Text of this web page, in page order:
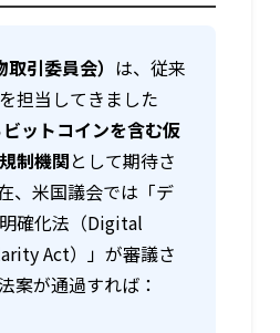
引委員会） は、従来
担当してきました
ビットコインを含む仮
制機関として期待さ
、米国議会では「デ
確化法（Digital
Act）」が審議さ
案が通過すれば：